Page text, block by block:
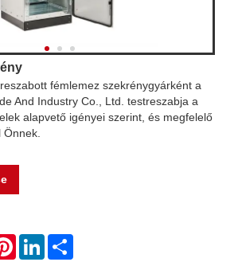
fémlemez szekrénygyárként a
And Industry Co., Ltd. testreszabja a
alapvető igényei szerint, és megfelelő
Önnek.
PinterestLinkedIn